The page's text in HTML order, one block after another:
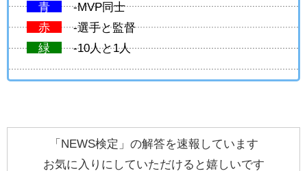
青
-MVP同士
赤
-選手と監督
緑
-10人と1人
「NEWS検定」の解答を速報しています
お気に入りにしていただけると嬉しいです